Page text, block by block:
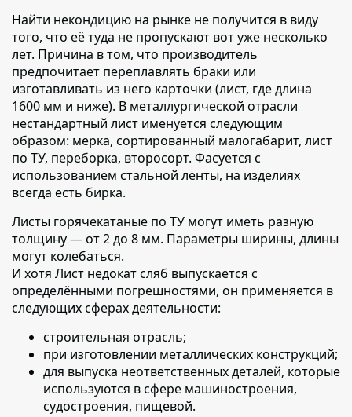
Найти некондицию на рынке не получится в виду
того, что её туда не пропускают вот уже несколько
лет. Причина в том, что производитель
предпочитает переплавлять браки или
изготавливать из него карточки (лист, где длина
1600 мм и ниже). В металлургической отрасли
нестандартный лист именуется следующим
образом: мерка, сортированный малогабарит, лист
по ТУ, переборка, второсорт. Фасуется с
использованием стальной ленты, на изделиях
всегда есть бирка.
Листы горячекатаные по ТУ могут иметь разную
толщину — от 2 до 8 мм. Параметры ширины, длины
могут колебаться.
И хотя Лист недокат сляб выпускается с
определёнными погрешностями, он применяется в
следующих сферах деятельности:
строительная отрасль;
при изготовлении металлических конструкций;
для выпуска неответственных деталей, которые
используются в сфере машиностроения,
судостроения, пищевой.